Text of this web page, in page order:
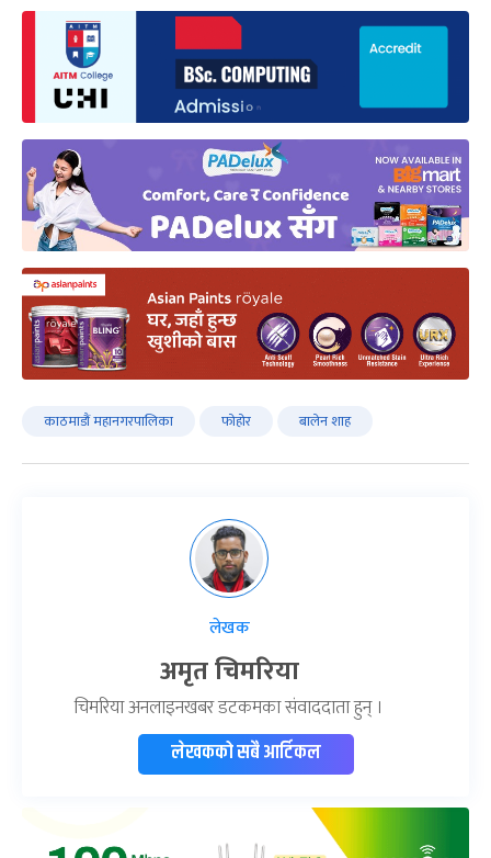
काठमाडौं महानगरपालिका फोहोर बालेन शाह
लेखक
अमृत चिमरिया
चिमरिया अनलाइनखबर डटकमका संवाददाता हुन् ।
लेखकको सबै आर्टिकल